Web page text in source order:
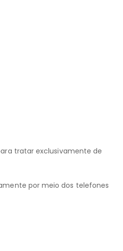
tratar exclusivamente de
por meio dos telefones